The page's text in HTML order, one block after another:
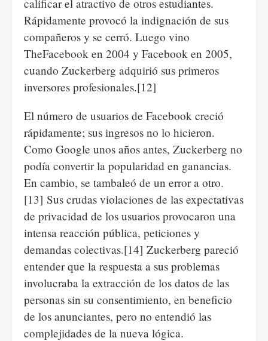
calificar el atractivo de otros estudiantes.
Rápidamente provocó la indignación de sus
compañeros y se cerró. Luego vino
TheFacebook en 2004 y Facebook en 2005,
cuando Zuckerberg adquirió sus primeros
inversores profesionales.[12]
El número de usuarios de Facebook creció
rápidamente; sus ingresos no lo hicieron.
Como Google unos años antes, Zuckerberg no
podía convertir la popularidad en ganancias.
En cambio, se tambaleó de un error a otro.
[13] Sus crudas violaciones de las expectativas
de privacidad de los usuarios provocaron una
intensa reacción pública, peticiones y
demandas colectivas.[14] Zuckerberg pareció
entender que la respuesta a sus problemas
involucraba la extracción de los datos de las
personas sin su consentimiento, en beneficio
de los anunciantes, pero no entendió las
complejidades de la nueva lógica.